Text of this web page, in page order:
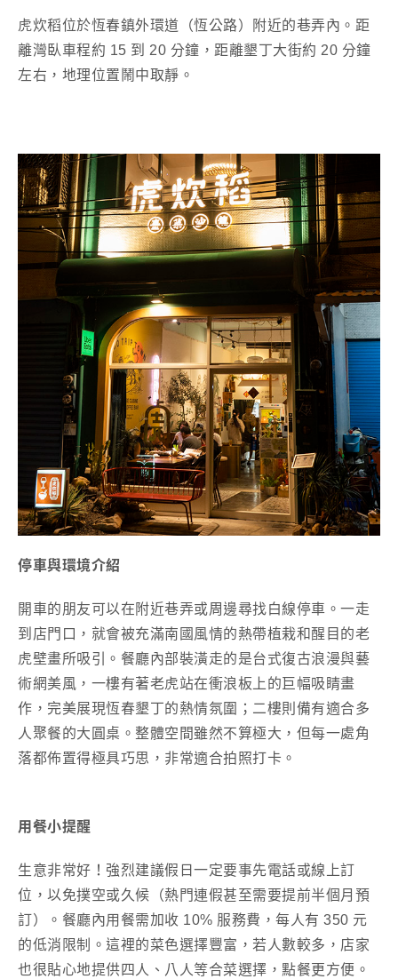
虎炊稻位於恆春鎮外環道（恆公路）附近的巷弄內。距
離灣臥車程約 15 到 20 分鐘，距離墾丁大街約 20 分鐘
左右，地理位置鬧中取靜。
停車與環境介紹
開車的朋友可以在附近巷弄或周邊尋找白線停車。一走
到店門口，就會被充滿南國風情的熱帶植栽和醒目的老
虎壁畫所吸引。餐廳內部裝潢走的是台式復古浪漫與藝
術網美風，一樓有著老虎站在衝浪板上的巨幅吸睛畫
作，完美展現恆春墾丁的熱情氛圍；二樓則備有適合多
人聚餐的大圓桌。整體空間雖然不算極大，但每一處角
落都佈置得極具巧思，非常適合拍照打卡。
用餐小提醒
生意非常好！強烈建議假日一定要事先電話或線上訂
位，以免撲空或久候（熱門連假甚至需要提前半個月預
訂）。餐廳內用餐需加收 10% 服務費，每人有 350 元
的低消限制。這裡的菜色選擇豐富，若人數較多，店家
也很貼心地提供四人、八人等合菜選擇，點餐更方便。